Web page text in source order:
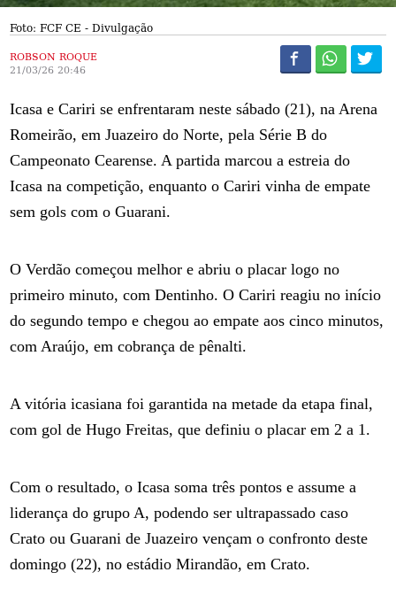
Foto: FCF CE - Divulgação
ROBSON ROQUE
21/03/26 20:46
Icasa e Cariri se enfrentaram neste sábado (21), na Arena
Romeirão, em Juazeiro do Norte, pela Série B do
Campeonato Cearense. A partida marcou a estreia do
Icasa na competição, enquanto o Cariri vinha de empate
sem gols com o Guarani.
O Verdão começou melhor e abriu o placar logo no
primeiro minuto, com Dentinho. O Cariri reagiu no início
do segundo tempo e chegou ao empate aos cinco minutos,
com Araújo, em cobrança de pênalti.
A vitória icasiana foi garantida na metade da etapa final,
com gol de Hugo Freitas, que definiu o placar em 2 a 1.
Com o resultado, o Icasa soma três pontos e assume a
liderança do grupo A, podendo ser ultrapassado caso
Crato ou Guarani de Juazeiro vençam o confronto deste
domingo (22), no estádio Mirandão, em Crato.